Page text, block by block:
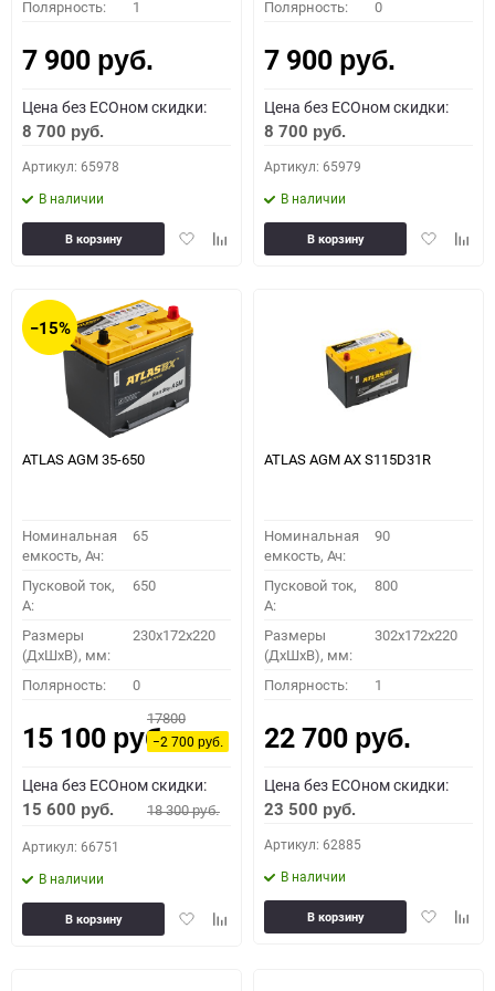
Полярность: 1
7 900 руб.
Цена без ECOном скидки:
8 700 руб.
Артикул: 65978
В наличии
ДобавитьДобавить
В корзину
Полярность: 0
7 900 руб.
Цена без ECOном скидки:
8 700 руб.
Артикул: 65979
В наличии
Добавить
В корзину
−15%
ATLAS AGM 35-650
Номинальная
емкость, Ач:
65
Пусковой ток,
A:
650
Размеры
(ДхШхВ), мм:
230x172x220
Полярность: 0
15 100 руб.
17800
−2 700руб.
Цена без ECOном скидки:
15 600 руб. 18 300руб.
Артикул: 66751
В наличии
ДобавитьДобавить
В корзину
ATLAS AGM AX S115D31R
Номинальная
емкость, Ач:
90
Пусковой ток,
A:
800
Размеры
(ДхШхВ), мм:
302x172x220
Полярность: 1
22 700 руб.
Цена без ECOном скидки:
23 500 руб.
Артикул: 62885
В наличии
Добавить
В корзину